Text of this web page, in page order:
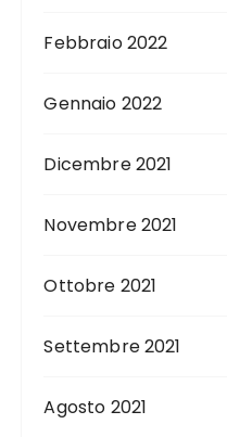
Febbraio 2022
Gennaio 2022
Dicembre 2021
Novembre 2021
Ottobre 2021
Settembre 2021
Agosto 2021